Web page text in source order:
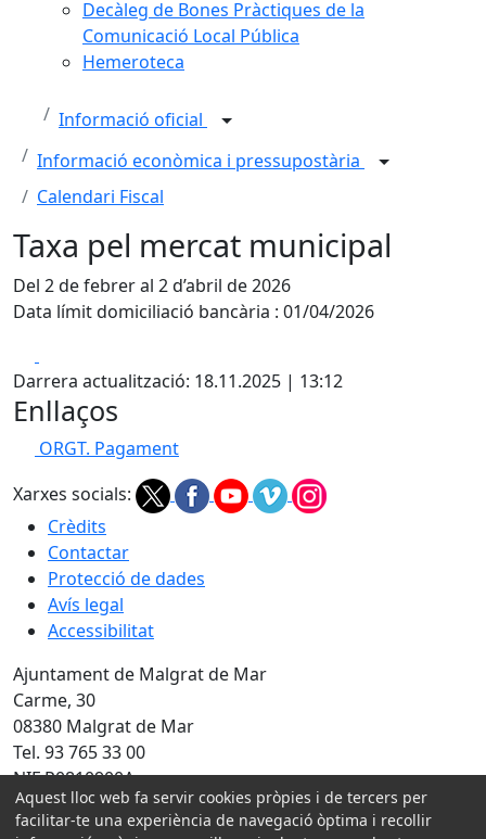
Decàleg de Bones Pràctiques de la
Comunicació Local Pública
Hemeroteca
Informació oficial
Informació econòmica i pressupostària
Calendari Fiscal
Taxa pel mercat municipal
Del 2 de febrer al 2 d’abril de 2026
Data límit domiciliació bancària : 01/04/2026
Darrera actualització: 18.11.2025 | 13:12
Enllaços
ORGT. Pagament
Xarxes socials:
Crèdits
Contactar
Protecció de dades
Avís legal
Accessibilitat
Ajuntament de Malgrat de Mar
Carme, 30
08380 Malgrat de Mar
Tel. 93 765 33 00
NIF P0810900A
Amb la col·laboració de:
Aquest lloc web fa servir cookies pròpies i de tercers per
facilitar-te una experiència de navegació òptima i recollir